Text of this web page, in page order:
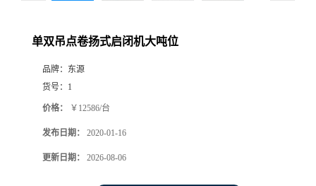
单双吊点卷扬式启闭机大吨位
品牌： 东源
货号： 1
价格： ￥12586/台
发布日期： 2020-01-16
更新日期： 2026-08-06